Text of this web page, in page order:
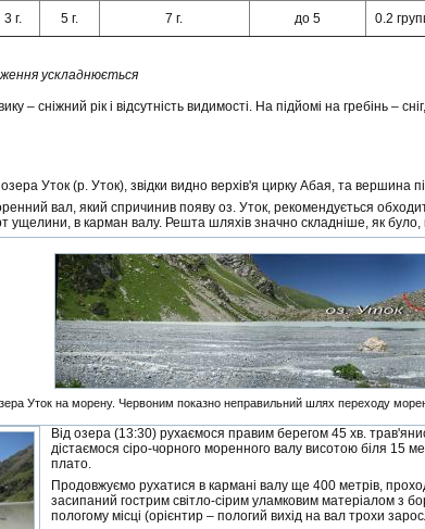
3 г. 5 г. 7 г. до 5 0.2
ускладнюється
– сніжний рік і відсутність видимості. На підйомі на гребінь –
Уток (р. Уток), звідки видно верхів'я цирку Абая, та вершина
вал, який спричинив появу оз. Уток, рекомендується
ущелини, в карман валу. Решта шляхів значно складніше, як було,
Уток на морену. Червоним показно неправильний шлях переходу
Від озера (13:30) рухаємося правим берегом 45 хв.
дістаємося сіро-чорного моренного валу висотою біля 15
плато.
Продовжуємо рухатися в кармані валу ще 400 метрів,
засипаний гострим світло-сірим уламковим матеріалом з
пологому місці (орієнтир – пологий вихід на вал трохи